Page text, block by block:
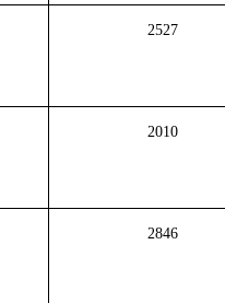
2527
2010
2846